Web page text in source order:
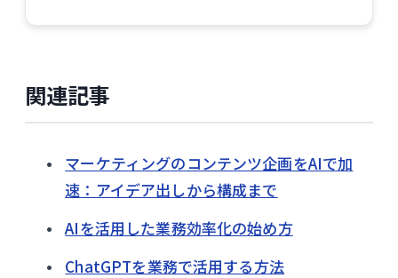
関連記事
マーケティングのコンテンツ企画をAIで加
速：アイデア出しから構成まで
AIを活用した業務効率化の始め方
ChatGPTを業務で活用する方法